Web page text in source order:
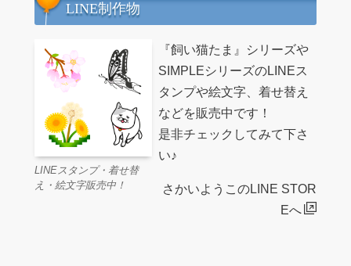
LINE制作物
LINEスタンプ・着せ替
え・絵文字販売中！
『飼い猫たま』シリーズや
SIMPLEシリーズのLINEス
タンプや絵文字、着せ替え
などを販売中です！
是非チェックしてみて下さ
い♪
さかいようこのLINE STOR
Eへ